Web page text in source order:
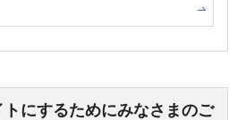
にするためにみなさまのご